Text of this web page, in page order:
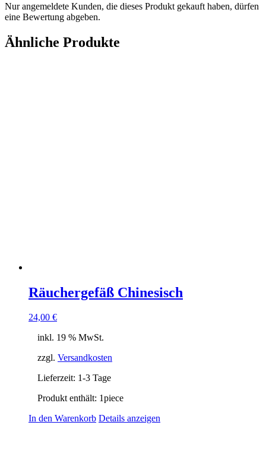
Nur angemeldete Kunden, die dieses Produkt gekauft haben, dürfen
eine Bewertung abgeben.
Ähnliche Produkte
Räuchergefäß Chinesisch
24,00 €
inkl. 19 % MwSt.
zzgl. Versandkosten
Lieferzeit: 1-3 Tage
Produkt enthält: 1piece
In den Warenkorb Details anzeigen